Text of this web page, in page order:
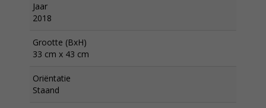
Jaar
2018
Grootte (BxH)
33 cm x 43 cm
Oriëntatie
Staand